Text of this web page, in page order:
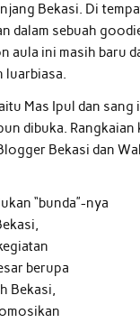
Bekasi. Di
dalam sebuah
aula ini masih baru
luarbiasa.
Mas Ipul dan
dibuka.
Bekasi dan
“bunda”-nya
berupa
Bekasi,